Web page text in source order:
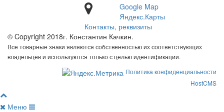
Google Map
Яндекс.Карты
Контакты, реквизиты
© Copyright 2018г. Константин Качкин.
Все товарные знаки являются собственностью их соответствующих
владельцев и используются только с целью идентификации.
Политика конфиденциальности
HostCMS
Меню